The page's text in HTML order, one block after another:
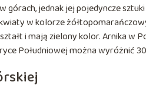
górach, jednak jej pojedyncze
w kolorze
i mają zielony kolor. Arnika w
Południowej można wyróżnić